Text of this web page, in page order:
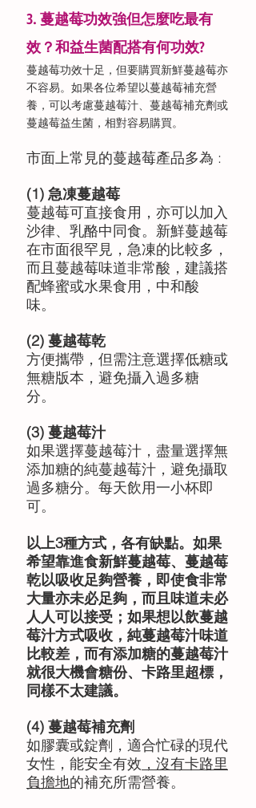
3. 蔓越莓功效強但怎麼吃最有
效？和益生菌配搭有何功效?
蔓越莓功效十足，但要購買新鮮蔓越莓亦
不容易。如果各位希望以蔓越莓補充營
養，可以考慮蔓越莓汁、蔓越莓補充劑或
蔓越莓益生菌，相對容易購買。
市面上常見的蔓越莓產品多為 :
(1) 急凍蔓越莓
蔓越莓可直接食用，亦可以加入
沙律、乳酪中同食。新鮮蔓越莓
在市面很罕見，急凍的比較多，
而且蔓越莓味道非常酸，建議搭
配蜂蜜或水果食用，中和酸
味。
(2) 蔓越莓乾
方便攜帶，但需注意選擇低糖或
無糖版本，避免攝入過多糖
分。
(3) 蔓越莓汁
如果選擇蔓越莓汁，盡量選擇無
添加糖的純蔓越莓汁，避免攝取
過多糖分。每天飲用一小杯即
可。
以上3種方式，各有缺點。如果
希望靠進食新鮮蔓越莓、蔓越莓
乾以吸收足夠營養，即使食非常
大量亦未必足夠，而且味道未必
人人可以接受；如果想以飲蔓越
莓汁方式吸收，純蔓越莓汁味道
比較差，而有添加糖的蔓越莓汁
就很大機會糖份、卡路里超標，
同樣不太建議。
(4) 蔓越莓補充劑
如膠囊或錠劑，適合忙碌的現代
女性，能安全有效 ，沒有卡路里
負擔地的補充所需營養。